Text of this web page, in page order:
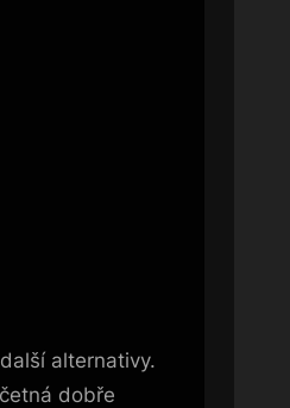
alternativy.
dobře